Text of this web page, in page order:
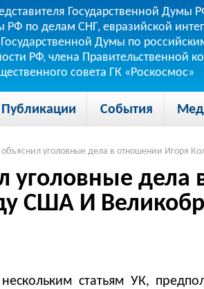
Государственной Думы
по делам СНГ, евразийской
Думы по
РФ, члена Правительственной
совета ГК «Роскосмос»
Публикации События
объяснил уголовные дела в отношении Игоря
уголовные дела
США И
статьям УК,